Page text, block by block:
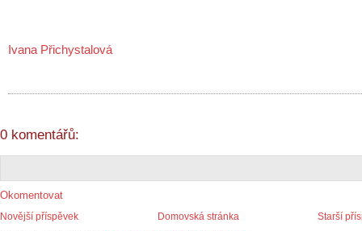
Ivana Přichystalová
0 komentářů:
Okomentovat
Novější příspěvek Starší
Domovská stránka